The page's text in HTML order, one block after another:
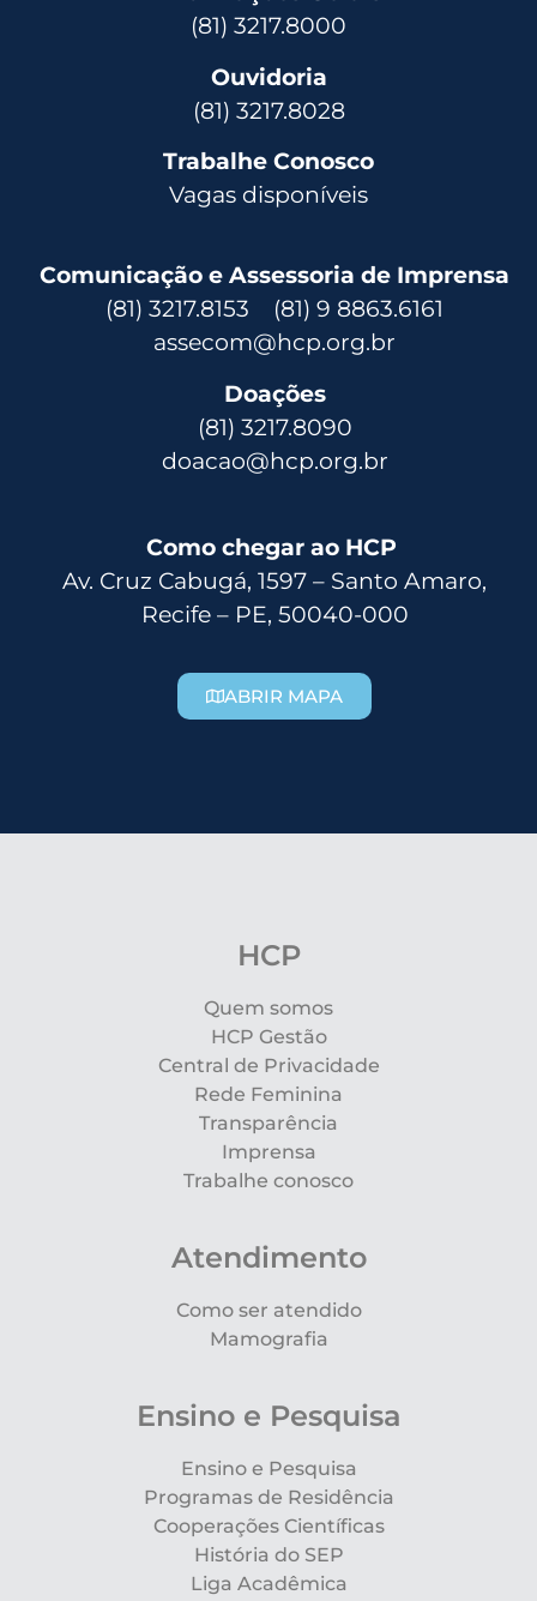
(81) 3217.8000
Ouvidoria
(81) 3217.8028
Trabalhe Conosco
Vagas disponíveis
Comunicação e Assessoria de Imprensa
(81) 3217.8153 (81) 9 8863.6161
assecom@hcp.org.br
Doações
(81) 3217.8090
doacao@hcp.org.br
Como chegar ao HCP
Av. Cruz Cabugá, 1597 – Santo Amaro,
Recife – PE, 50040-000
ABRIR MAPA
HCP
Quem somos
HCP Gestão
Central de Privacidade
Rede Feminina
Transparência
Imprensa
Trabalhe conosco
Atendimento
Como ser atendido
Mamografia
Ensino e Pesquisa
Ensino e Pesquisa
Programas de Residência
Cooperações Científicas
História do SEP
Liga Acadêmica